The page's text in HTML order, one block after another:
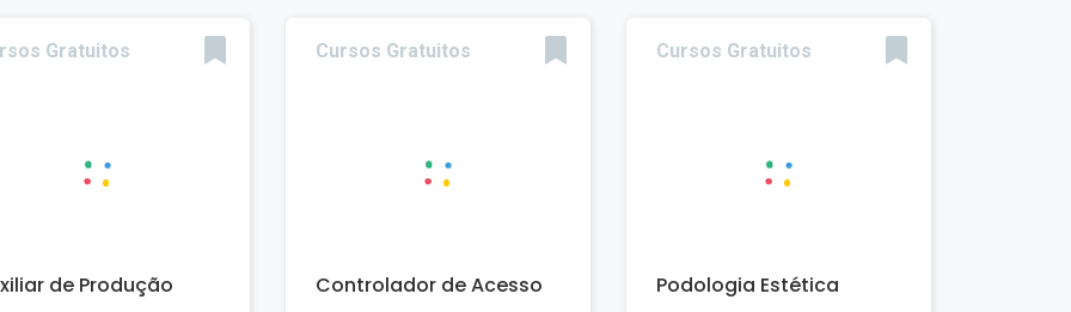
Gratuitos
de Produção
Cursos Gratuitos
Controlador de Acesso
Cursos Gratuitos
Podologia Estética